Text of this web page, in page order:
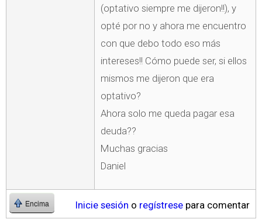
(optativo siempre me dijeron!!), y
opté por no y ahora me encuentro
con que debo todo eso más
intereses!! Cómo puede ser, si ellos
mismos me dijeron que era
optativo?
Ahora solo me queda pagar esa
deuda??
Muchas gracias
Daniel
Encima Inicie sesión o regístrese para comentar